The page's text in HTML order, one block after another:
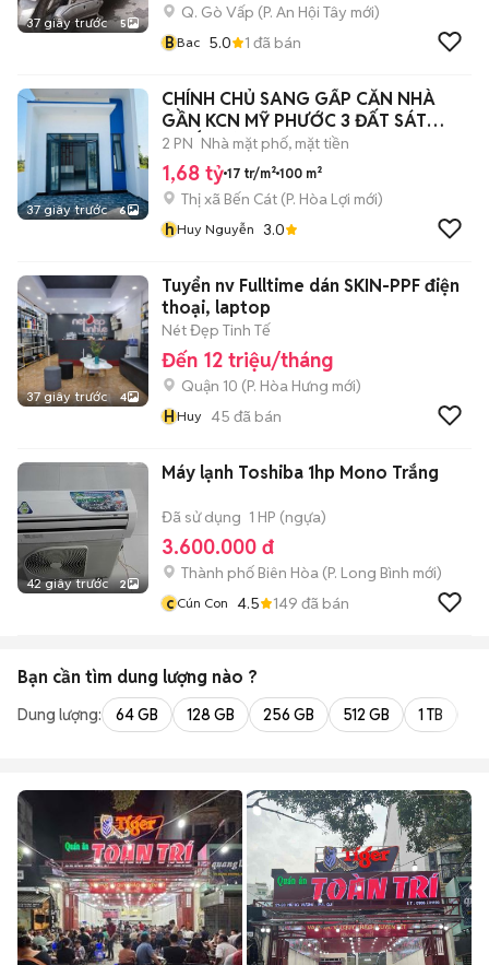
37 giây trước 5
Q. Gò Vấp (P. An Hội Tây mới)
BBac 5.0 1 đã bán
37 giây trước 6
CHÍNH CHỦ SANG GẤP CĂN NHÀ
GẦN KCN MỸ PHƯỚC 3 ĐẤT SÁT
QUỐC LỘ 13
2 PN Nhà mặt phố, mặt tiền
1,68 tỷ 17 tr/m² 100 m²
Thị xã Bến Cát (P. Hòa Lợi mới)
hHuy Nguyễn 3.0
37 giây trước 4
Tuyển nv Fulltime dán SKIN-PPF điện
thoại, laptop
Nét Đẹp Tinh Tế
Đến 12 triệu/tháng
Quận 10 (P. Hòa Hưng mới)
HHuy 45 đã bán
42 giây trước 2
Máy lạnh Toshiba 1hp Mono Trắng
Đã sử dụng 1 HP (ngựa)
3.600.000 đ
Thành phố Biên Hòa (P. Long Bình mới)
c Cún Con 4.5 149 đã bán
Bạn cần tìm dung lượng nào ?
Dung lượng: 64 GB 128 GB 256 GB 512 GB 1 TB